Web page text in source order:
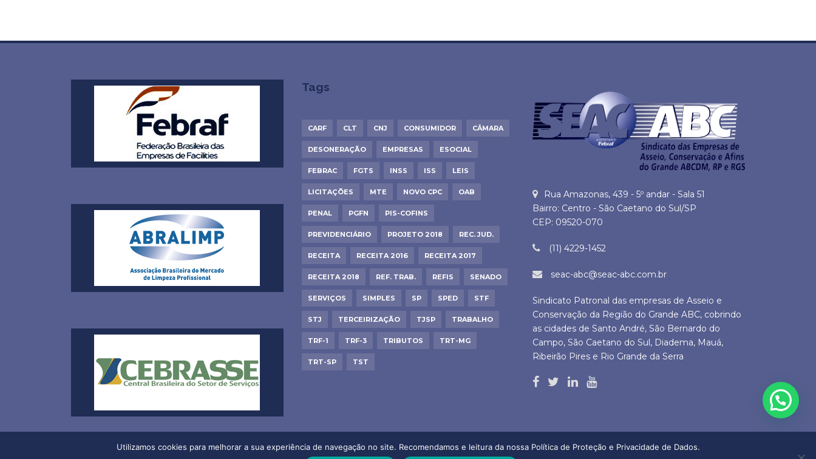
Tags
CARF CLT CNJ CONSUMIDOR CÂMARA
DESONERAÇÃO EMPRESAS ESOCIAL
FEBRAC FGTS INSS ISS LEIS
LICITAÇÕES MTE NOVO CPC OAB
PENAL PGFN PIS-COFINS
PREVIDENCIÁRIO PROJETO 2018 REC. JUD.
RECEITA RECEITA 2016 RECEITA 2017
RECEITA 2018 REF. TRAB. REFIS SENADO
SERVIÇOS SIMPLES SP SPED STF
STJ TERCEIRIZAÇÃO TJSP TRABALHO
TRF-1 TRF-3 TRIBUTOS TRT-MG
TRT-SP TST
Rua Amazonas, 439 - 5º andar - Sala 51
Bairro: Centro - São Caetano do Sul/SP
CEP: 09520-070
(11) 4229-1452
seac-abc@seac-abc.com.br
Sindicato Patronal das empresas de Asseio e
Conservação da Região do Grande ABC, cobrindo
as cidades de Santo André, São Bernardo do
Campo, São Caetano do Sul, Diadema, Mauá,
Ribeirão Pires e Rio Grande da Serra
Utilizamos cookies para melhorar a sua experiência de navegação no site. Recomendamos e leitura da nossa Política de Proteção e Privacidade de Dados.